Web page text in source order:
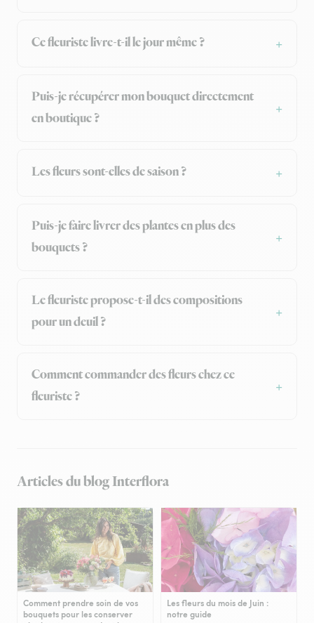
Ce fleuriste livre-t-il le jour même ?
Puis-je récupérer mon bouquet directement
en boutique ?
Les fleurs sont-elles de saison ?
Puis-je faire livrer des plantes en plus des
bouquets ?
Le fleuriste propose-t-il des compositions
pour un deuil ?
Comment commander des fleurs chez ce
fleuriste ?
Articles du blog Interflora
Comment prendre soin de vos
bouquets pour les conserver
Les fleurs du mois de Juin :
notre guide